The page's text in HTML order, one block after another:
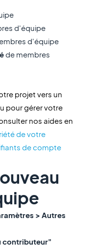
d'équipe
d'équipe​
de membres
projet vers un
pour gérer votre
nos aides en
de votre
de compte
> Autres
contributeur"